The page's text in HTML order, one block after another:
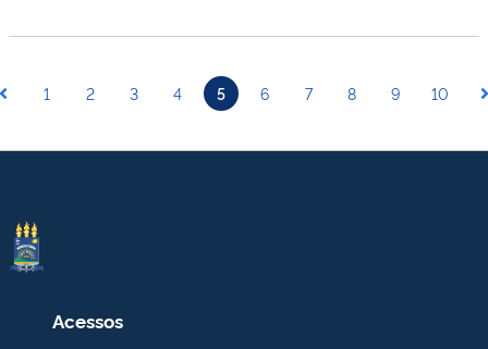
1 2 3 4 5 6 7 8 9 10
Acessos